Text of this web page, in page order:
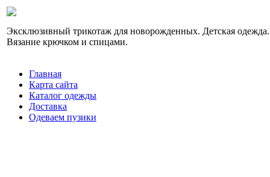
Эксклюзивный трикотаж для новорожденных. Детская одежда.
Вязание крючком и спицами.
Главная
Карта сайта
Каталог одежды
Доставка
Одеваем пузики